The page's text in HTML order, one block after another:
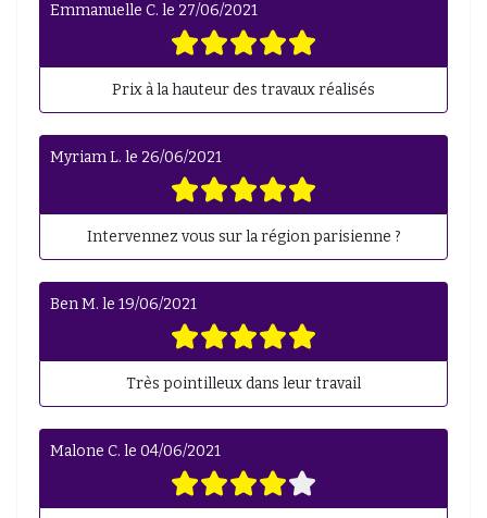
Emmanuelle C. le 27/06/2021
Prix à la hauteur des travaux réalisés
Myriam L. le 26/06/2021
Intervennez vous sur la région parisienne ?
Ben M. le 19/06/2021
Très pointilleux dans leur travail
Malone C. le 04/06/2021